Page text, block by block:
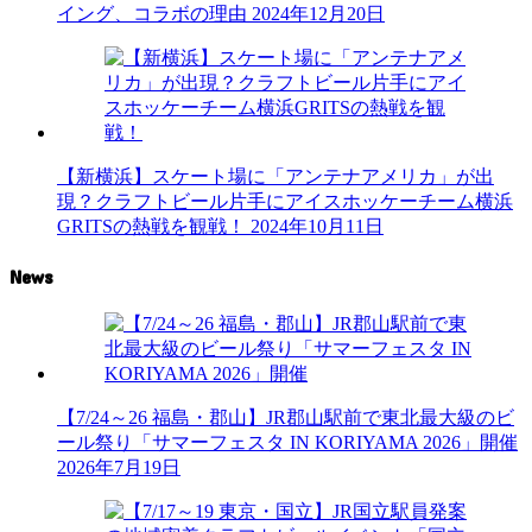
イング、コラボの理由 2024年12月20日
【新横浜】スケート場に「アンテナアメリカ」が出
現？クラフトビール片手にアイスホッケーチーム横浜
GRITSの熱戦を観戦！
2024年10月11日
News
【7/24～26 福島・郡山】JR郡山駅前で東北最大級のビ
ール祭り「サマーフェスタ IN KORIYAMA 2026」開催
2026年7月19日